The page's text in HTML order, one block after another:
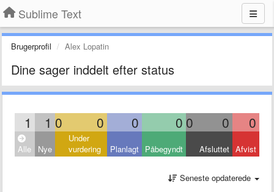
Sublime Text
Brugerprofil Alex Lopatin
Dine sager inddelt efter status
1 1 0 0 0 0 0 0 0
Alle Nye
Under
vurdering
Planlagt Påbegyndt Afsluttet Afvist
Seneste opdaterede